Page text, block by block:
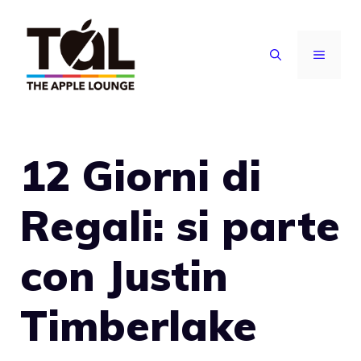
contenuto
MENU
12 Giorni di
Regali: si parte
con Justin
Timberlake